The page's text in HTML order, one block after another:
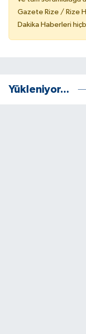
Gazete Rize / Rize
Dakika Haberleri
Yükleniyor...